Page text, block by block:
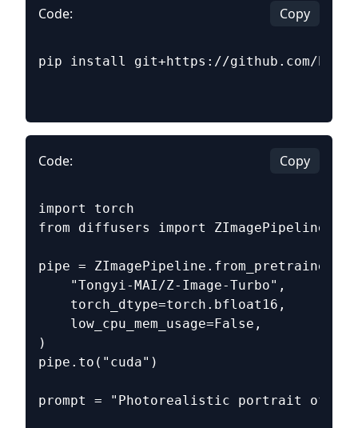
Code: Copy
pip install git+https://github.com/
Code: Copy
import torch
from diffusers import ZImagePipeline
pipe = ZImagePipeline.from_pretrained(
"Tongyi-MAI/Z-Image-Turbo",
torch_dtype=torch.bfloat16,
low_cpu_mem_usage=False,
)
pipe.to("cuda")
prompt = "Photorealistic portrait of a